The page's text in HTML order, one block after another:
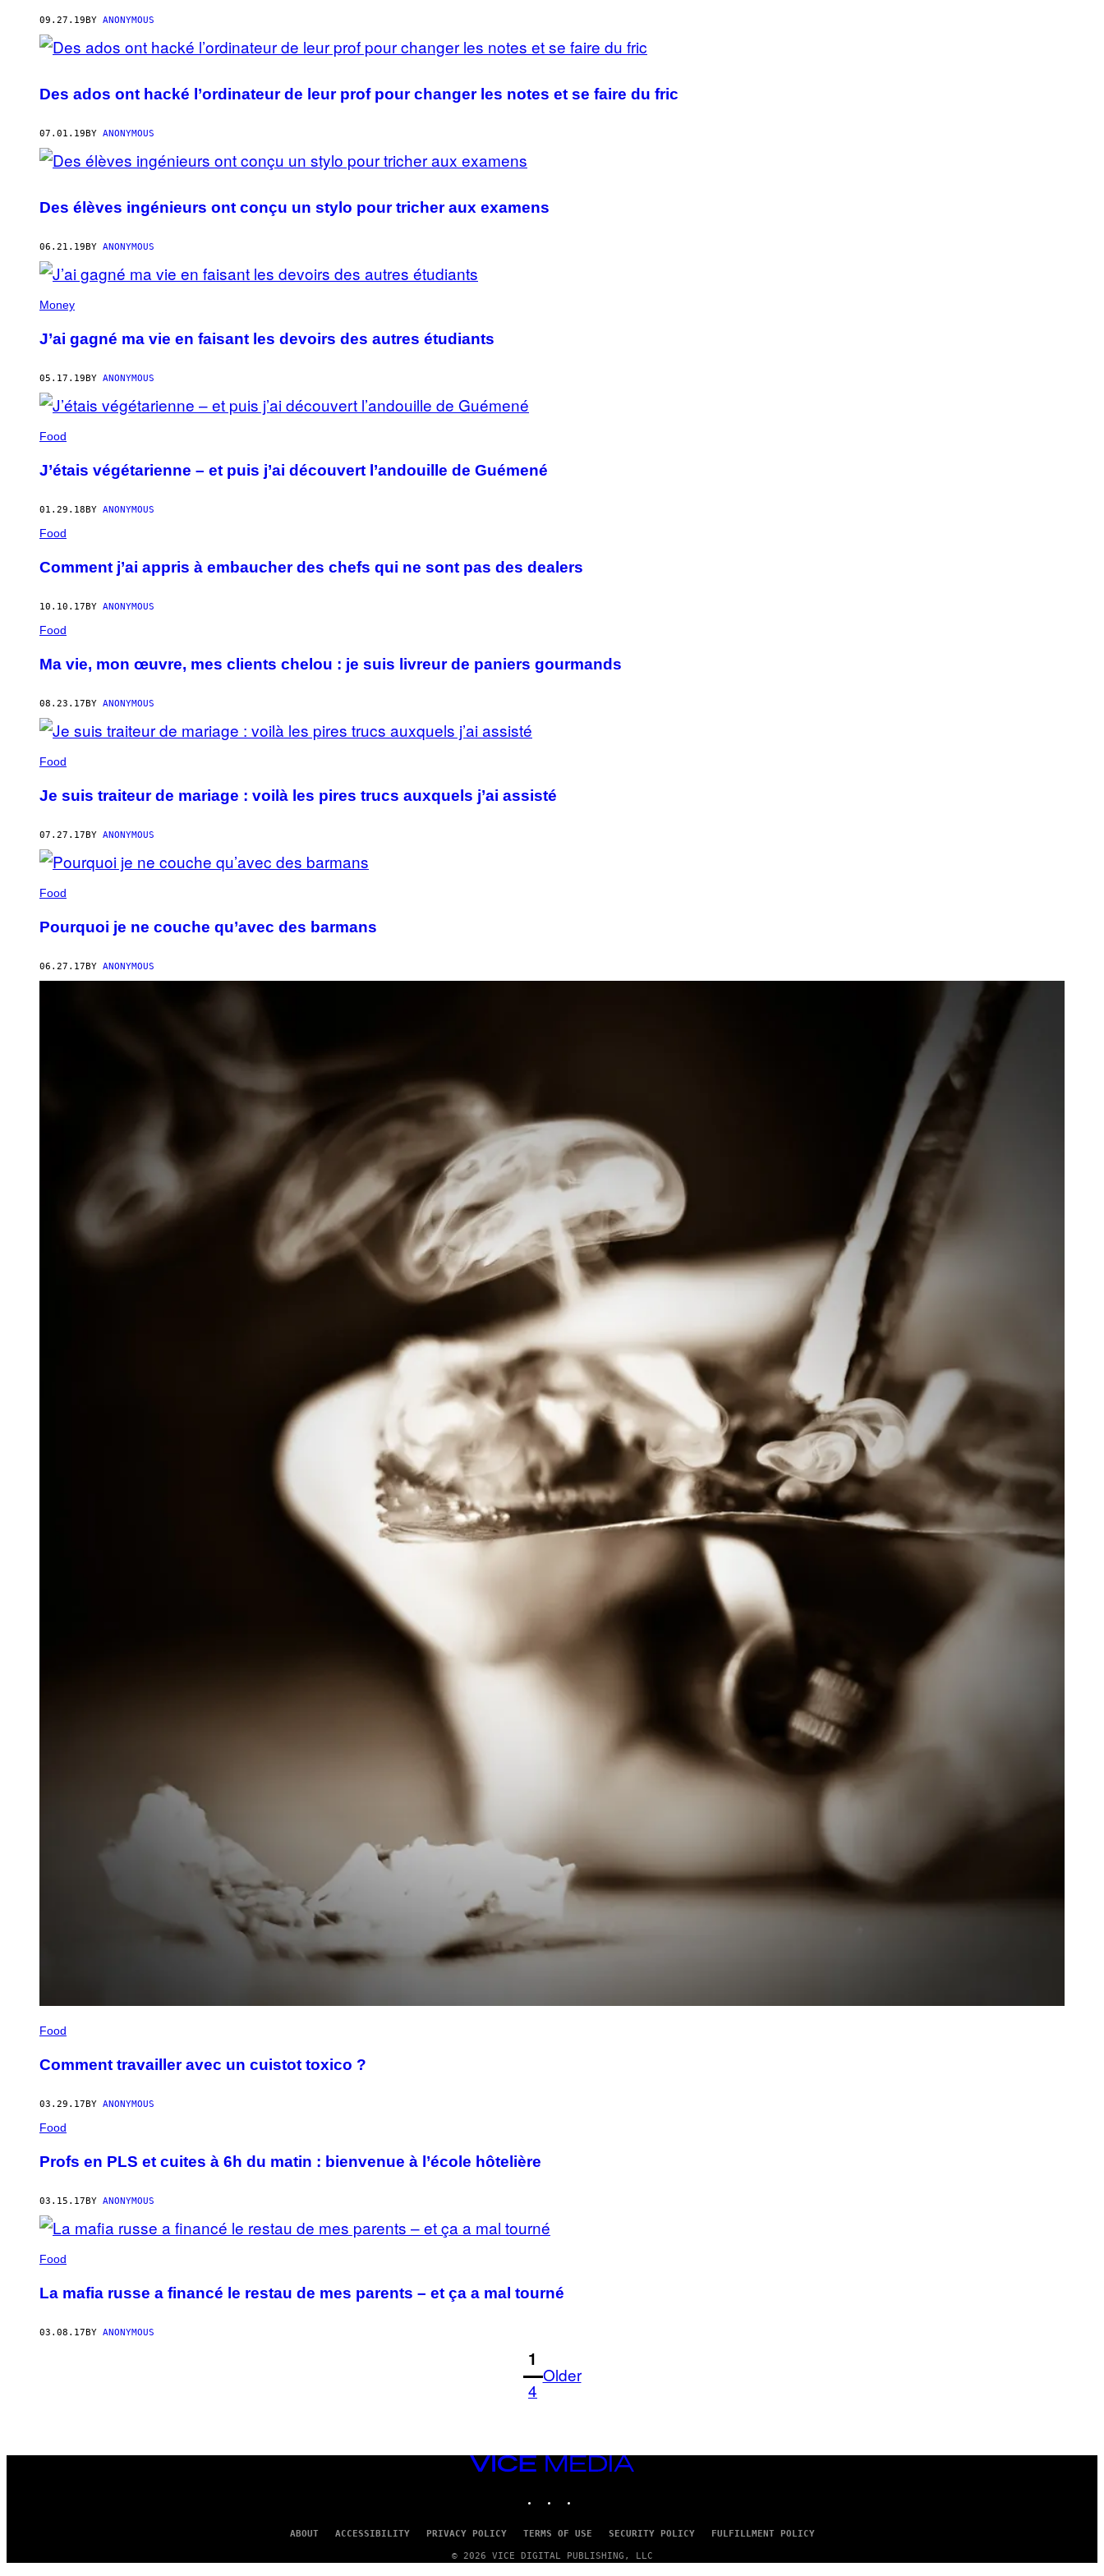
09.27.19 BY ANONYMOUS
Des ados ont hacké l’ordinateur de leur prof pour changer les notes et se faire du fric
07.01.19 BY ANONYMOUS
Des élèves ingénieurs ont conçu un stylo pour tricher aux examens
06.21.19 BY ANONYMOUS
Money
J’ai gagné ma vie en faisant les devoirs des autres étudiants
05.17.19 BY ANONYMOUS
Food
J’étais végétarienne – et puis j’ai découvert l’andouille de Guémené
01.29.18 BY ANONYMOUS
Food
Comment j’ai appris à embaucher des chefs qui ne sont pas des dealers
10.10.17 BY ANONYMOUS
Food
Ma vie, mon œuvre, mes clients chelou : je suis livreur de paniers gourmands
08.23.17 BY ANONYMOUS
Food
Je suis traiteur de mariage : voilà les pires trucs auxquels j’ai assisté
07.27.17 BY ANONYMOUS
Food
Pourquoi je ne couche qu’avec des barmans
06.27.17 BY ANONYMOUS
Food
Comment travailler avec un cuistot toxico ?
03.29.17 BY ANONYMOUS
Food
Profs en PLS et cuites à 6h du matin : bienvenue à l’école hôtelière
03.15.17 BY ANONYMOUS
Food
La mafia russe a financé le restau de mes parents – et ça a mal tourné
03.08.17 BY ANONYMOUS
1
4
Older
VICE
ABOUT ACCESSIBILITY PRIVACY POLICY TERMS OF USE SECURITY POLICY FULFILLMENT POLICY
© 2026 VICE DIGITAL PUBLISHING, LLC